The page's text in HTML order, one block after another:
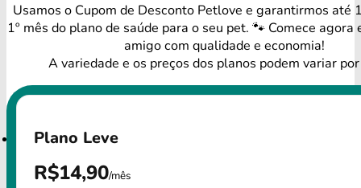
Usamos o Cupom de Desconto Petlove e garantirmos até
1º mês do plano de saúde para o seu pet. 🐾 Comece agora
amigo com qualidade e economia!
A variedade e os preços dos planos podem variar
Plano Leve
R$14,90/mês